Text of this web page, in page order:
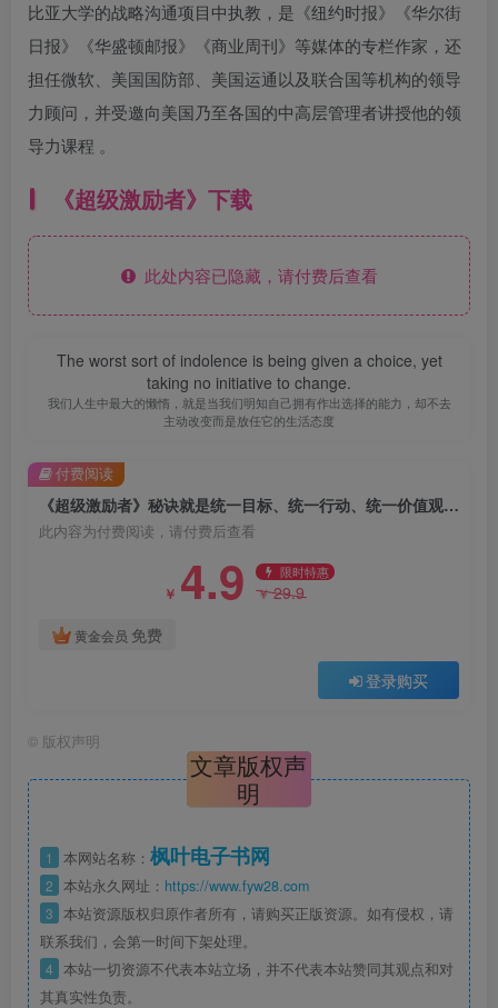
比亚大学的战略沟通项目中执教，是《纽约时报》《华尔街
日报》《华盛顿邮报》《商业周刊》等媒体的专栏作家，还
担任微软、美国国防部、美国运通以及联合国等机构的领导
力顾问，并受邀向美国乃至各国的中高层管理者讲授他的领
导力课程 。
《超级激励者》下载
此处内容已隐藏，请付费后查看
The worst sort of indolence is being given a choice, yet
taking no initiative to change.
我们人生中最大的懒惰，就是当我们明知自己拥有作出选择的能力，却不去
主动改变而是放任它的生活态度
《超级激励者》秘诀就是统一目标、统一行动、统一价值观！（epub+mobi+azw3+pdf）
此内容为付费阅读，请付费后查看
￥ 4.9 限时特惠
￥29.9
黄金会员 免费
登录购买
付费阅读
© 版权声明
文章版权声
明
1 本网站名称： 枫叶电子书网
2 本站永久网址： https://www.fyw28.com
3 本站资源版权归原作者所有，请购买正版资源。如有侵权，请
联系我们，会第一时间下架处理。
4 本站一切资源不代表本站立场，并不代表本站赞同其观点和对
其真实性负责。